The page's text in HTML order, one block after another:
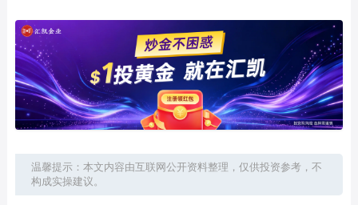
温馨提示：本文内容由互联网公开资料整理，仅供投资参考，不
构成实操建议。